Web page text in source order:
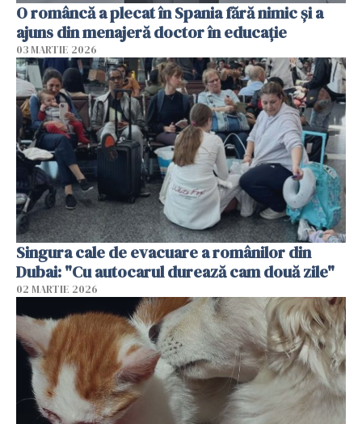
O româncă a plecat în Spania fără nimic și a
ajuns din menajeră doctor în educație
03 MARTIE 2026
Singura cale de evacuare a românilor din
Dubai: "Cu autocarul durează cam două zile"
02 MARTIE 2026